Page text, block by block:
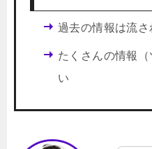
過去の情報は流さ
たくさんの情報
い